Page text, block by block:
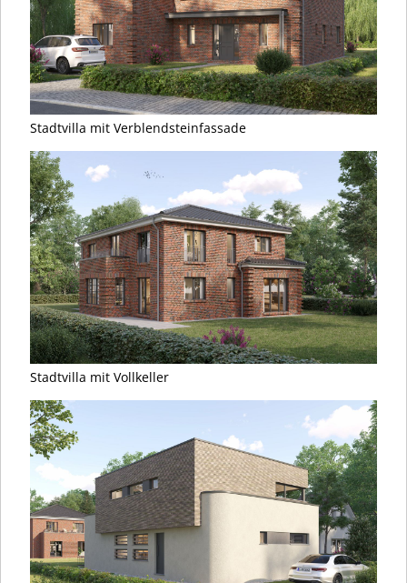
Stadtvilla mit Verblendsteinfassade
Stadtvilla mit Vollkeller